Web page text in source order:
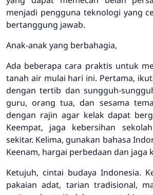
menjadi pengguna teknologi yang
bertanggung jawab.
Anak-anak yang berbahagia,
Ada beberapa cara praktis untuk
tanah air mulai hari ini. Pertama,
dengan tertib dan sungguh-
guru, orang tua, dan sesama
dengan rajin agar kelak dapat
Keempat, jaga kebersihan
sekitar. Kelima, gunakan bahasa
Keenam, hargai perbedaan dan jaga
Ketujuh, cintai budaya Indonesia.
pakaian adat, tarian tradisional,